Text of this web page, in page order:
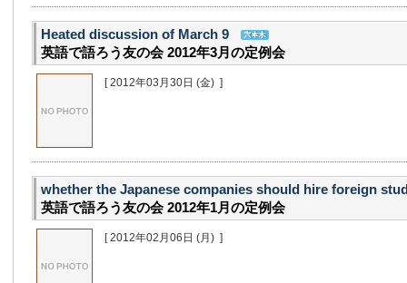
Heated discussion of March 9
英語で語ろう友の会 2012年3月の定例会
[ 2012年03月30日 (金) ]
whether the Japanese companies should hire foreign
英語で語ろう友の会 2012年1月の定例会
[ 2012年02月06日 (月) ]